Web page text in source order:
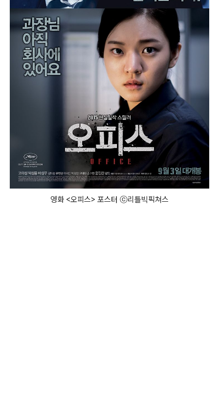
영화 <오피스> 포스터 ⓒ 리틀빅픽쳐스